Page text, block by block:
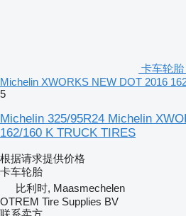
卡车轮胎
Michelin XWORKS NEW DOT 2016
5
Michelin 325/95R24 Michelin
162/160 K TRUCK TIRES
根据请求提供价格
卡车轮胎
比利时, Maasmechelen
OTREM Tire Supplies BV
联系卖方